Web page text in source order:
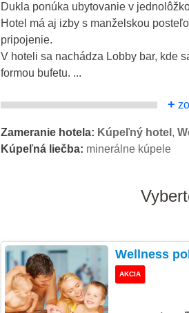
Dukla ponúka ubytovanie v
Hotel má aj izby s manželskou
pripojenie.
V hoteli sa nachádza Lobby bar, kde
formou bufetu. ...
+
Zameranie hotela: Kúpeľný hotel ,
Kúpeľná liečba: minerálne kúpele
Wellness
AKCIA